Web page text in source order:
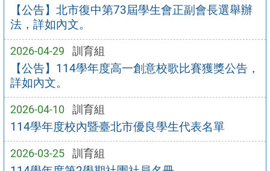
【公告】北市復中第73屆學生會正副會長選舉辦
法，詳如內文。
2026-04-29 訓育組
【公告】114學年度高一創意校歌比賽獲獎公告，
詳如內文。
2026-04-10 訓育組
114學年度校內暨臺北市優良學生代表名單
2026-03-25 訓育組